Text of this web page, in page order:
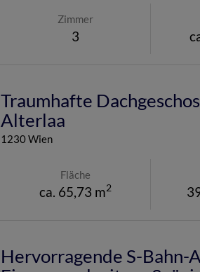
Zimmer
3
Traumhafte
Alterlaa
1230 Wien
Fläche
ca. 65,73 m2
Hervorragende S-Bahn-